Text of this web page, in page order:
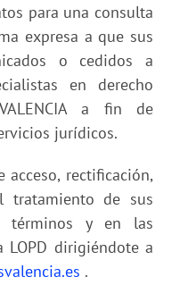
para una consulta
expresa a que sus
o cedidos a
en derecho
a fin de
jurídicos.
acceso, rectificación,
tratamiento de sus
términos y en las
LOPD dirigiéndote a
.